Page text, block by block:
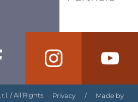
/ All Rights
Privacy / Made by